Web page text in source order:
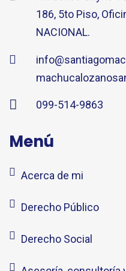
186, 5to Piso,
NACIONAL.
099-514-9863
Menú
Acerca de mi
Derecho Público
Derecho Social